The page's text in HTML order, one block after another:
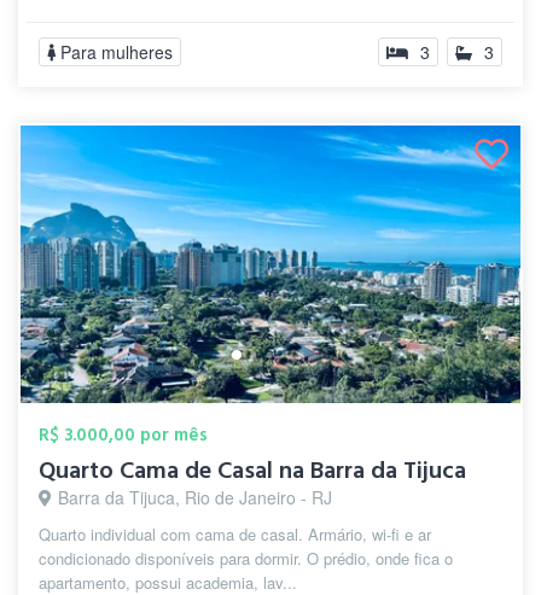
Para mulheres 3 3
R$ 3.000,00 por mês
Quarto Cama de Casal na Barra da Tijuca
Barra da Tijuca, Rio de Janeiro - RJ
Quarto individual com cama de casal. Armário, wi-fi e ar
condicionado disponíveis para dormir. O prédio, onde fica o
apartamento, possui academia, lav...